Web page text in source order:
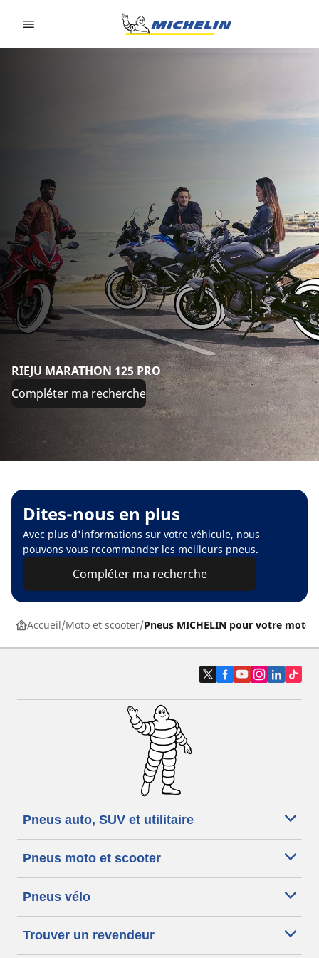
RIEJU MARATHON 125 PRO
Compléter ma recherche
Dites-nous en plus
Avec plus d'informations sur votre véhicule, nous
pouvons vous recommander les meilleurs pneus.
Compléter ma recherche
Accueil Moto et scooter Pneus MICHELIN pour votre moto
Pneus auto, SUV et utilitaire
Pneus moto et scooter
Pneus vélo
Trouver un revendeur